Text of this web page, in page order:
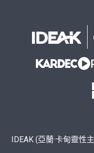
IDEAK (亞蘭·卡甸靈性